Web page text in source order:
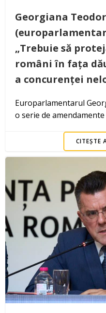
Georgiana
(europarlamentar
„Trebuie să
români în fața
a concurenței
Europarlamentarul
o serie de
CITEȘTE